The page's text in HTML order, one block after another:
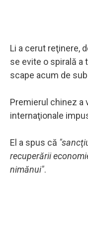
Li a cerut reţinere,
se evite o spirală a
scape acum de
Premierul chinez a
internaţionale
El a spus că
recuperării
nimănui".